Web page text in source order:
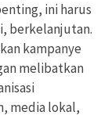
ini harus
berkelanjutan.
kampanye
melibatkan
media lokal,